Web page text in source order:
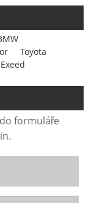
Toyota
Exeed
formuláře